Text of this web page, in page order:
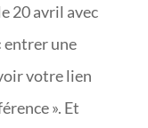
20 avril avec
entrer une
votre lien
». Et